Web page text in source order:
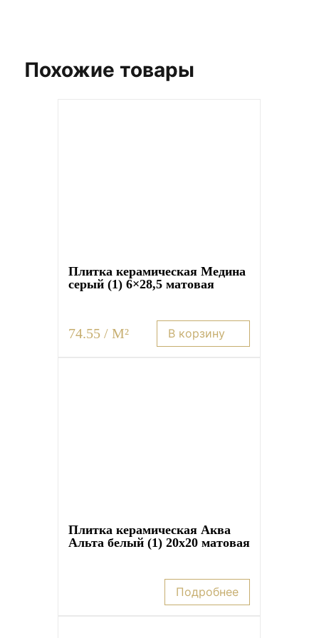
Похожие товары
Плитка керамическая Медина
серый (1) 6×28,5 матовая
74.55 / M² В корзину
Плитка керамическая Аква
Альта белый (1) 20х20 матовая
Подробнее